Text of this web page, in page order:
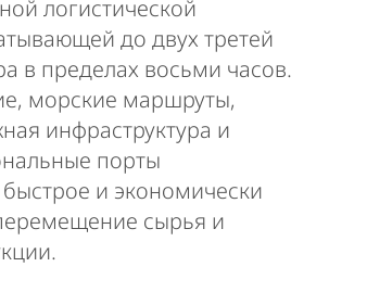
логистической
до двух третей
в пределах восьми часов.
морские маршруты,
инфраструктура и
порты
и экономически
сырья и